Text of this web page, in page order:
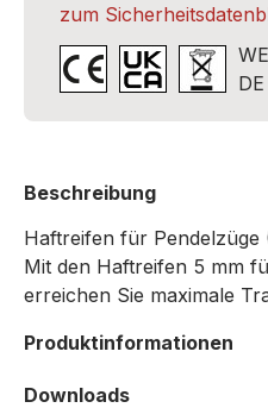
zum
Beschreibung
Haftreifen für
Mit den Haftreifen 5 mm
erreichen Sie maximale
Produktinformationen
Downloads